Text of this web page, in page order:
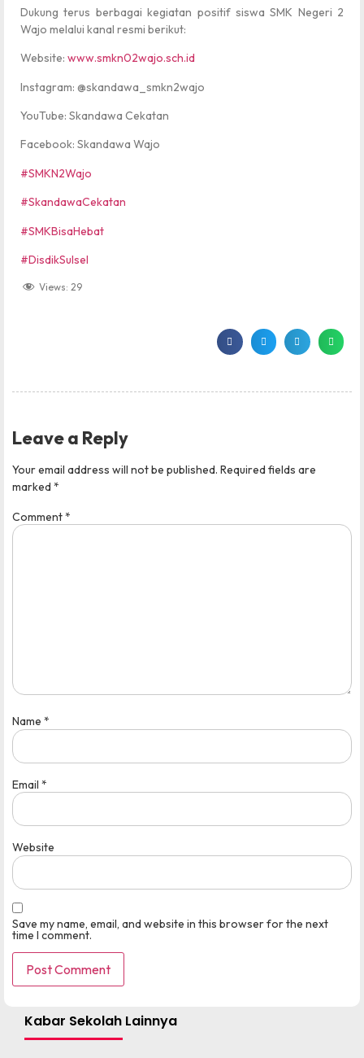
Dukung terus berbagai kegiatan positif siswa SMK Negeri 2
Wajo melalui kanal resmi berikut:
Website: www.smkn02wajo.sch.id
Instagram: @skandawa_smkn2wajo
YouTube: Skandawa Cekatan
Facebook: Skandawa Wajo
#SMKN2Wajo
#SkandawaCekatan
#SMKBisaHebat
#DisdikSulsel
Views: 29
Leave a Reply
Your email address will not be published. Required fields are
marked *
Comment*
Name *
Email *
Website
Save my name, email, and website in this browser for the next
time I comment.
Kabar Sekolah Lainnya